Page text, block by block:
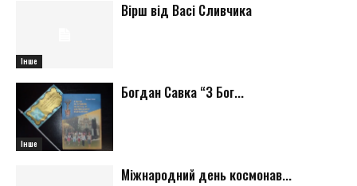
Інше
Вірш від Васі Сливчика
Інше
Богдан Савка “З Бог...
Міжнародний день космонав...